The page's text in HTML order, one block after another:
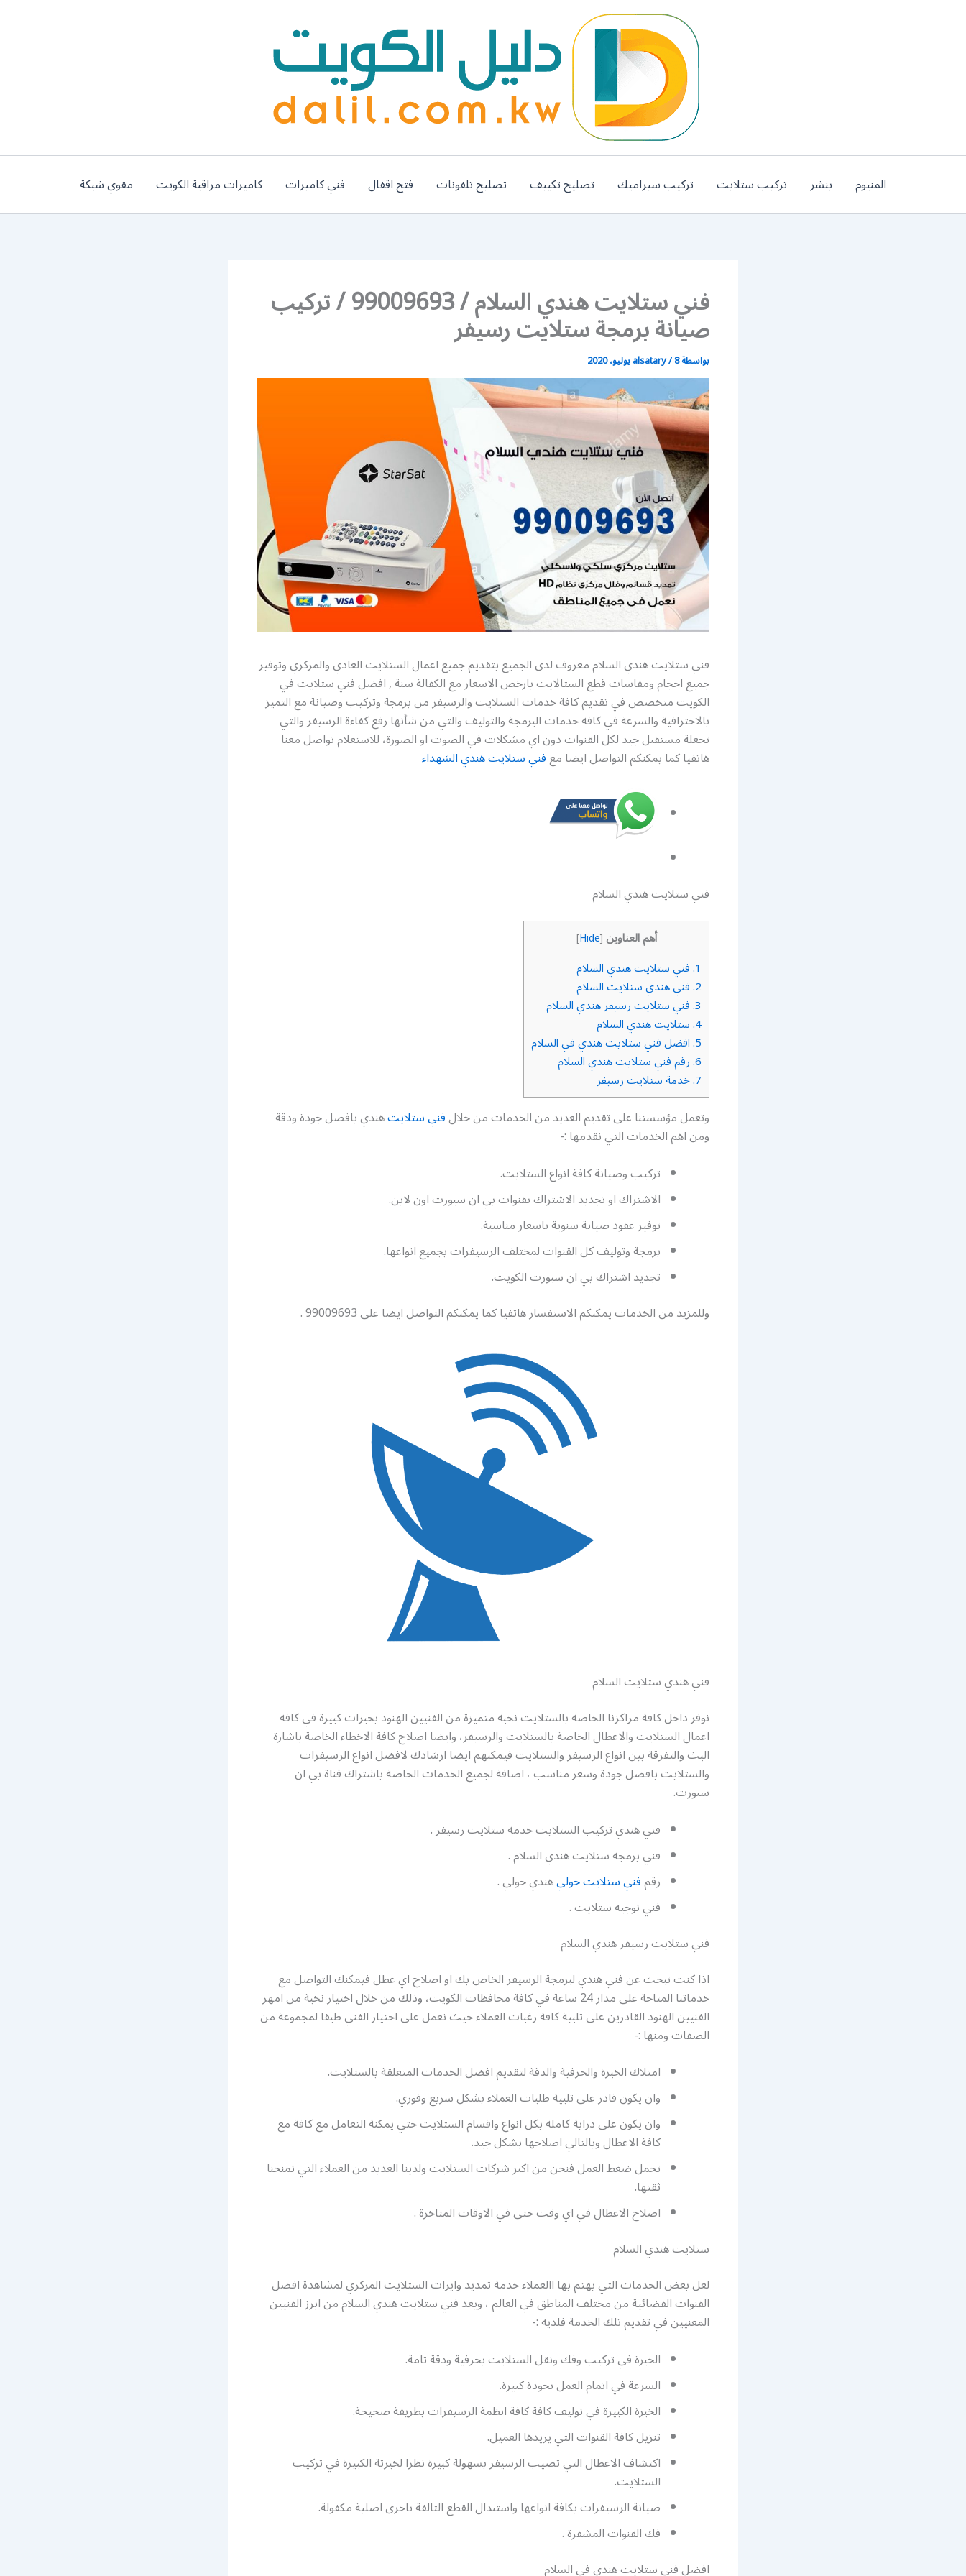
المنيوم بنشر تركيب ستلايت تركيب سيراميك تصليح تكييف تصليح تلفونات فتح اقفال فني كاميرات كاميرات مراقبة الكويت مقوي شبكة
فني ستلايت هندي السلام / 99009693 / تركيب
صيانة برمجة ستلايت رسيفر
بواسطة alsatary/8 يوليو، 2020
فني ستلايت هندي السلام معروف لدى الجميع بتقديم جميع اعمال الستلايت العادي والمركزي وتوفير
جميع احجام ومقاسات قطع الستالايت بارخص الاسعار مع الكفالة سنة , افضل فني ستلايت في
الكويت متخصص في تقديم كافة خدمات الستلايت والرسيفر من برمجة وتركيب وصيانة مع التميز
بالاحترافية والسرعة في كافة خدمات البرمجة والتوليف والتي من شأنها رفع كفاءة الرسيفر والتي
تجعلة مستقبل جيد لكل القنوات دون اي مشكلات في الصوت او الصورة، للاستعلام تواصل معنا
هاتفيا كما يمكنكم التواصل ايضا معفني ستلايت هندي الشهداء
فني ستلايت هندي السلام
أهم العناوين [
Hide
]
1. فني ستلايت هندي السلام
2. فني هندي ستلايت السلام
3. فني ستلايت رسيفر هندي السلام
4. ستلايت هندي السلام
5. افضل فني ستلايت هندي في السلام
6. رقم فني ستلايت هندي السلام
7. خدمة ستلايت رسيفر
وتعمل مؤسستنا على تقديم العديد من الخدمات من خلالفني ستلايتهندي بافضل جودة ودقة
ومن اهم الخدمات التي نقدمها :-
تركيب وصيانة كافة انواع الستلايت.
الاشتراك او تجديد الاشتراك بقنوات بي ان سبورت اون لاين.
توفير عقود صيانة سنوية باسعار مناسبة.
برمجة وتوليف كل القنوات لمختلف الرسيفرات بجميع انواعها.
تجديد اشتراك بي ان سبورت الكويت.
وللمزيد من الخدمات يمكنكم الاستفسار هاتفيا كما يمكنكم التواصل ايضا على 99009693 .
فني هندي ستلايت السلام
نوفر داخل كافة مراكزنا الخاصة بالستلايت نخبة متميزة من الفنيين الهنود بخبرات كبيرة في كافة
اعمال الستلايت والاعطال الخاصة بالستلايت والرسيفر، وايضا اصلاح كافة الاخطاء الخاصة باشارة
البث والتفرقة بين انواع الرسيفر والستلايت فيمكنهم ايضا ارشادك لافضل انواع الرسيفرات
والستلايت بافضل جودة وسعر مناسب ، اضافة لجميع الخدمات الخاصة باشتراك قناة بي ان
سبورت.
فني هندي تركيب الستلايت خدمة ستلايت رسيفر .
فني برمجة ستلايت هندي السلام .
رقمفني ستلايت حوليهندي حولي .
فني توجيه ستلايت .
فني ستلايت رسيفر هندي السلام
اذا كنت تبحث عن فني هندي لبرمجة الرسيفر الخاص بك او اصلاح اي عطل فيمكنك التواصل مع
خدماتنا المتاحة على مدار 24 ساعة في كافة محافظات الكويت، وذلك من خلال اختيار نخبة من امهر
الفنيين الهنود القادرين على تلبية كافة رغبات العملاء حيث نعمل على اختيار الفني طبقا لمجموعة من
الصفات ومنها :-
امتلاك الخبرة والحرفية والدقة لتقديم افضل الخدمات المتعلقة بالستلايت.
وان يكون قادر على تلبية طلبات العملاء بشكل سريع وفوري.
وان يكون على دراية كاملة بكل انواع واقسام الستلايت حتي يمكنة التعامل مع كافة مع
كافة الاعطال وبالتالي اصلاحها بشكل جيد.
تحمل ضغط العمل فنحن من اكبر شركات الستلايت ولدينا العديد من العملاء التي تمنحنا
ثقتها.
اصلاح الاعطال في اي وقت حتى في الاوقات المتاخرة .
ستلايت هندي السلام
لعل بعض الخدمات التي يهتم بها االعملاء خدمة تمديد وايرات الستلايت المركزي لمشاهدة افضل
القنوات الفضائية من مختلف المناطق في العالم ، ويعد فني ستلايت هندي السلام من ابرز الفنيين
المعنيين في تقديم تلك الخدمة فلديه :-
الخبرة في تركيب وفك ونقل الستلايت بحرفية ودقة تامة.
السرعة في اتمام العمل بجودة كبيرة.
الخبرة الكبيرة في توليف كافة كافة انظمة الرسيفرات بطريقة صحيحة.
تنزيل كافة القنوات التي يريدها العميل.
اكتشاف الاعطال التي تصيب الرسيفر بسهولة كبيرة نظرا لخبرتة الكبيرة في تركيب
الستلايت.
صيانة الرسيفرات بكافة انواعها واستبدال القطع التالفة باخرى اصلية مكفولة.
فك القنوات المشفرة .
افضل فني ستلايت هندي في السلام